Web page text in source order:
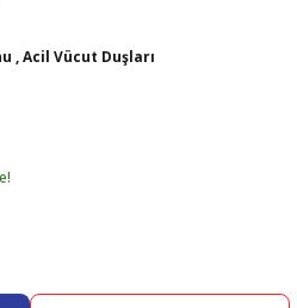
Acil Vücut Duşları